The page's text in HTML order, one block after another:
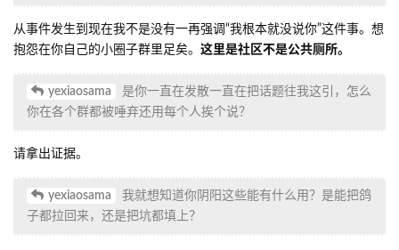
从事件发生到现在我不是没有一再强调“我根本就没说你”这件事。想
抱怨在你自己的小圈子群里足矣。 这里是社区不是公共厕所。
yexiaosama
是你一直在发散一直在把话题往我这引，怎么
你在各个群都被唾弃还用每个人挨个说？
请拿出证据。
yexiaosama
我就想知道你阴阳这些能有什么用？是能把鸽
子都拉回来，还是把坑都填上？